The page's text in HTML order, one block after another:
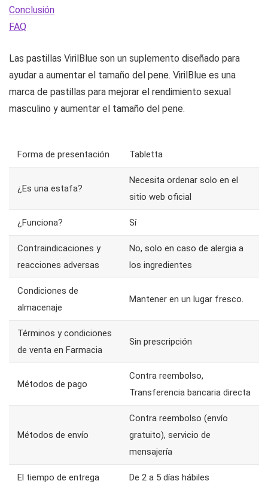
Conclusión
FAQ
Las pastillas VirilBlue son un suplemento diseñado para
ayudar a aumentar el tamaño del pene. VirilBlue es una
marca de pastillas para mejorar el rendimiento sexual
masculino y aumentar el tamaño del pene.
Forma de presentación Tabletta
¿Es una estafa?
Necesita ordenar solo en el
sitio web oficial
¿Funciona? Sí
Contraindicaciones y
reacciones adversas
No, solo en caso de alergia a
los ingredientes
Condiciones de
almacenaje
Mantener en un lugar fresco.
Términos y condiciones
de venta en Farmacia
Sin prescripción
Métodos de pago
Contra reembolso,
Transferencia bancaria directa
Métodos de envío
Contra reembolso (envío
gratuito), servicio de
mensajería
El tiempo de entrega De 2 a 5 días hábiles